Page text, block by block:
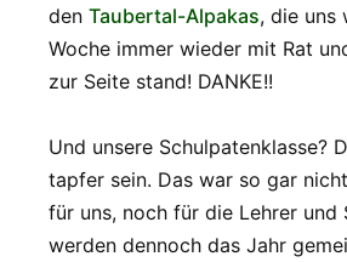
den Taubertal-Alpakas, die uns
Woche immer wieder mit Rat
zur Seite stand! DANKE!!
Und unsere Schulpatenklasse?
tapfer sein. Das war so gar
für uns, noch für die Lehrer und
werden dennoch das Jahr